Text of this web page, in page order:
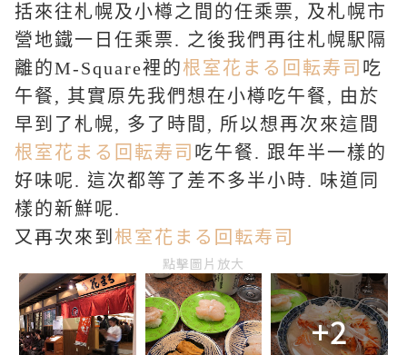
括來往札幌及小樽之間的任乘票, 及札幌市
營地鐵一日任乘票. 之後我們再往札幌駅隔
離的M-Square裡的根室花まる回転寿司 吃
午餐, 其實原先我們想在小樽吃午餐, 由於
早到了札幌, 多了時間, 所以想再次來這間
根室花まる回転寿司 吃午餐. 跟年半一樣的
好味呢. 這次都等了差不多半小時. 味道同
樣的新鮮呢.
又再次來到根室花まる回転寿司
點擊圖片放大
+2